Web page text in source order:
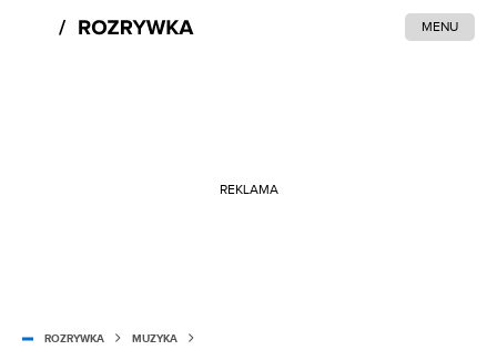
MENU
REKLAMA
ROZRYWKA MUZYKA